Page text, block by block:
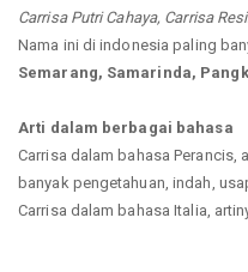
Carrisa Putri Cahaya, Carrisa
Nama ini di indonesia paling
Semarang, Samarinda,
Arti dalam berbagai bahasa
Carrisa dalam bahasa Perancis,
banyak pengetahuan, indah,
Carrisa dalam bahasa Italia,